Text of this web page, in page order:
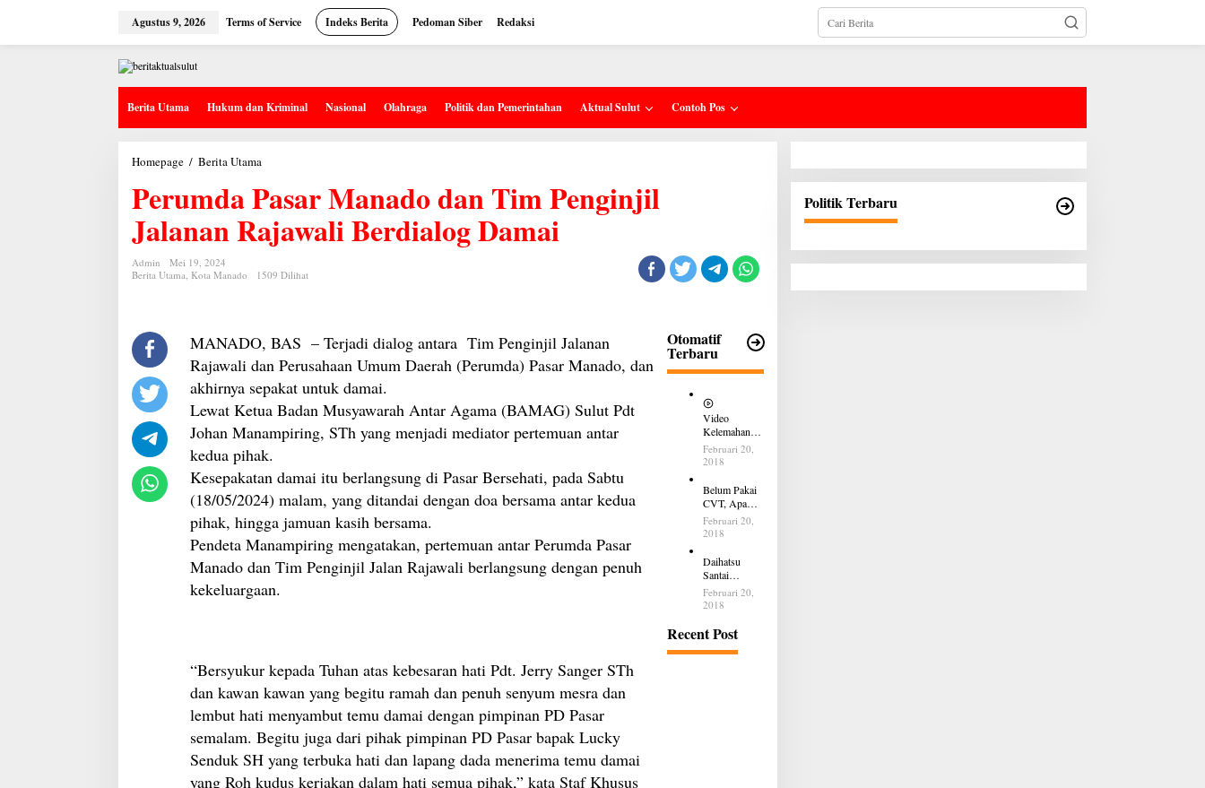
Agustus 9, 2026 Terms of Service Indeks Berita Pedoman Siber Redaksi
Berita Utama Hukum dan Kriminal Nasional Olahraga Politik dan Pemerintahan Aktual Sulut Contoh Pos
Homepage / Berita Utama
Manado
dan
Tim
Penginjil
Jalanan
Berdialog
Damai
Perumda Pasar Manado dan Tim Penginjil
Jalanan Rajawali Berdialog Damai
Admin
Mei 19, 2024
Berita Utama, Kota Manado 1509 Dilihat
MANADO, BAS – Terjadi dialog antara Tim Penginjil Jalanan
Rajawali dan Perusahaan Umum Daerah (Perumda) Pasar Manado, dan
akhirnya sepakat untuk damai.
Lewat Ketua Badan Musyawarah Antar Agama (BAMAG) Sulut Pdt
Johan Manampiring, STh yang menjadi mediator pertemuan antar
kedua pihak.
Kesepakatan damai itu berlangsung di Pasar Bersehati, pada Sabtu
(18/05/2024) malam, yang ditandai dengan doa bersama antar kedua
pihak, hingga jamuan kasih bersama.
Pendeta Manampiring mengatakan, pertemuan antar Perumda Pasar
Manado dan Tim Penginjil Jalan Rajawali berlangsung dengan penuh
kekeluargaan.
“Bersyukur kepada Tuhan atas kebesaran hati Pdt. Jerry Sanger STh
dan kawan kawan yang begitu ramah dan penuh senyum mesra dan
lembut hati menyambut temu damai dengan pimpinan PD Pasar
semalam. Begitu juga dari pihak pimpinan PD Pasar bapak Lucky
Senduk SH yang terbuka hati dan lapang dada menerima temu damai
yang Roh kudus kerjakan dalam hati semua pihak,” kata Staf Khusus
Otomatif
Terbaru
Video
Kelemahan
dan
Kelebihan All
Februari 20,
2018
Belum Pakai
CVT, Apa
yang Ditakuti
Daihatsu
Februari 20,
2018
Daihatsu
Santai
Penjualan
Sirion Kalah
Mobil LCGC
Februari 20,
2018
Recent Post
Politik Terbaru